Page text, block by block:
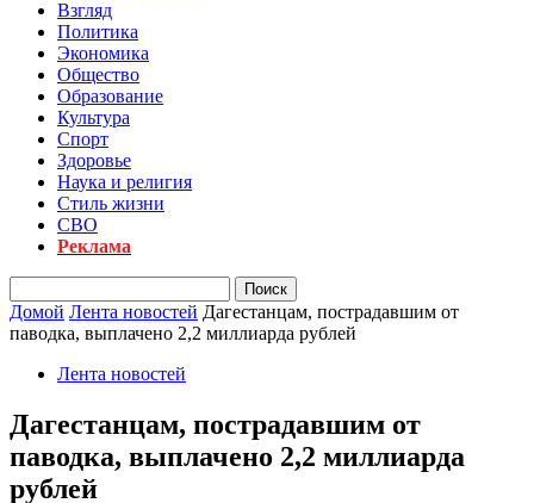
Взгляд
Политика
Экономика
Общество
Образование
Культура
Спорт
Здоровье
Наука и религия
Стиль жизни
СВО
Реклама
Домой Лента новостей Дагестанцам, пострадавшим от
паводка, выплачено 2,2 миллиарда рублей
Лента новостей
Дагестанцам, пострадавшим от
паводка, выплачено 2,2 миллиарда
рублей